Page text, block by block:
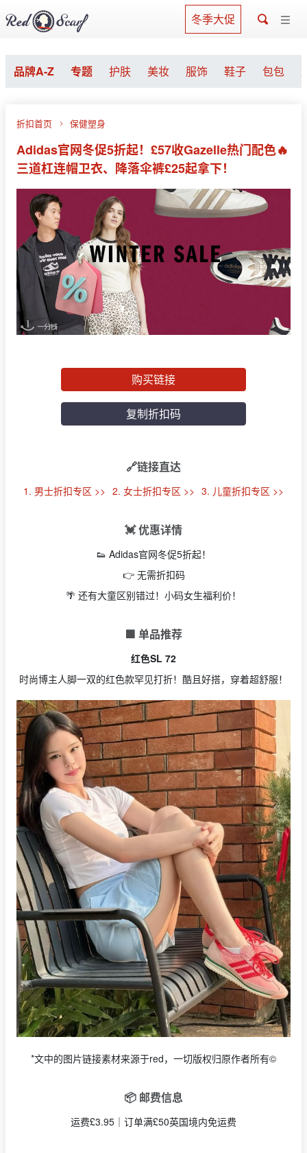
冬季大促
品牌A-Z 专题 护肤 美妆 服饰 鞋子 包包
折扣首页 保健塑身
Adidas官网冬促5折起！£57收Gazelle热门配色🔥
三道杠连帽卫衣、降落伞裤£25起拿下！
购买链接
复制折扣码
🔗链接直达
1. 男士折扣专区 >> 2. 女士折扣专区 >> 3. 儿童折扣专区 >>
💓 优惠详情
👟 Adidas官网冬促5折起！
👉 无需折扣码
🌴 还有大童区别错过！小码女生福利价！
🟩 单品推荐
红色SL 72
时尚博主人脚一双的红色款罕见打折！酷且好搭，穿着超舒服！
*文中的图片链接素材来源于red，一切版权归原作者所有©
📦 邮费信息
运费£3.95｜订单满£50英国境内免运费